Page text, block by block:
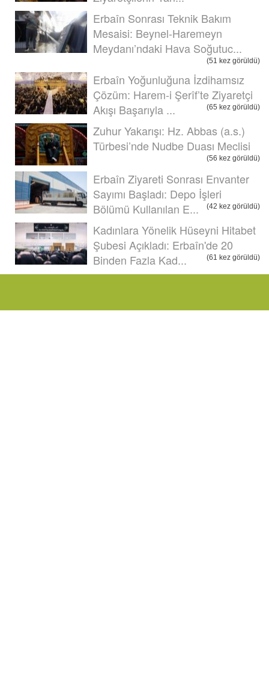
Erbaîn Sonrası Teknik Bakım
Mesaisi: Beynel-Haremeyn
Meydanı’ndaki Hava Soğutuc...
(51 kez görüldü)
Erbaîn Yoğunluğuna İzdihamsız
Çözüm: Harem-i Şerîf’te Ziyaretçi
Akışı Başarıyla ...
(65 kez görüldü)
Zuhur Yakarışı: Hz. Abbas (a.s.)
Türbesi’nde Nudbe Duası Meclisi
(56 kez görüldü)
Erbaîn Ziyareti Sonrası Envanter
Sayımı Başladı: Depo İşleri
Bölümü Kullanılan E...
(42 kez görüldü)
Kadınlara Yönelik Hüseyni Hitabet
Şubesi Açıkladı: Erbaîn'de 20
Binden Fazla Kad...
(61 kez görüldü)